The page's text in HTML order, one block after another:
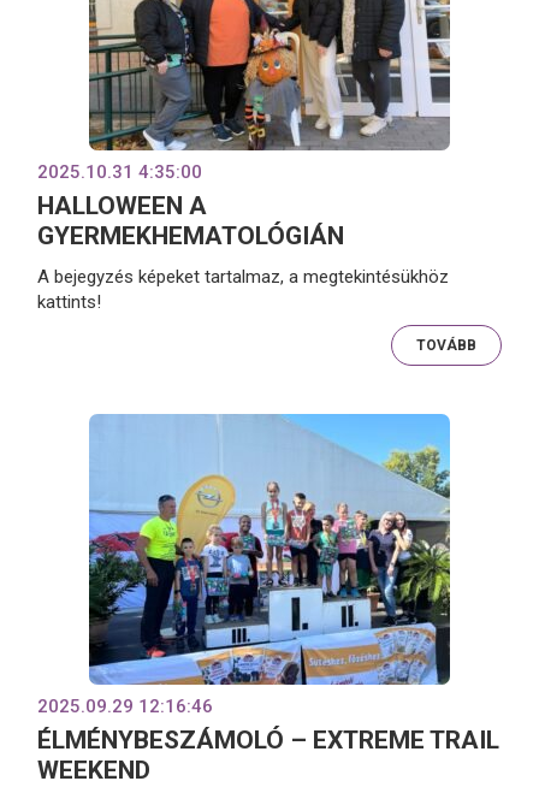
2025.10.31 4:35:00
HALLOWEEN A
GYERMEKHEMATOLÓGIÁN
A bejegyzés képeket tartalmaz, a megtekintésükhöz
kattints!
TOVÁBB
2025.09.29 12:16:46
ÉLMÉNYBESZÁMOLÓ – EXTREME TRAIL
WEEKEND